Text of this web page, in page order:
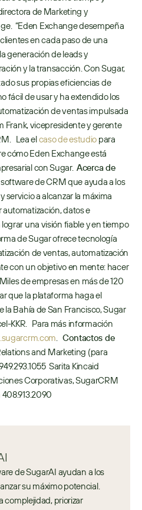
de Marketing y
“Eden Exchange desempeña
en cada paso de una
generación de leads y
y la transacción. Con Sugar,
sus propias eficiencias de
fácil de usar y ha extendido los
de ventas impulsada
Frank, vicepresidente y gerente
Lea el caso de estudio para
cómo Eden Exchange está
con Sugar. Acerca de
de CRM que ayuda a los
servicio a alcanzar la máxima
datos e
una visión fiable y en tiempo
de Sugar ofrece tecnología
de ventas, automatización
con un objetivo en mente: hacer
de empresas en más de 120
que la plataforma haga el
la Bahía de San Francisco, Sugar
KKR.   Para más información
. Contactos de
and Marketing (para
Sarita Kincaid
408.913.2090
de SugarAI ayudan a los
su máximo potencial.
complejidad, priorizar